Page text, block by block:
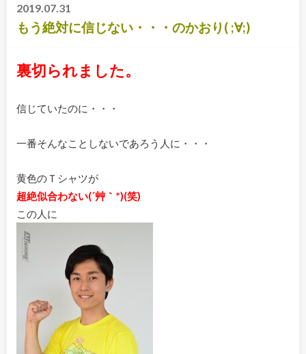
2019.07.31
もう絶対に信じない・・・のかおり( ;∀;)
裏切られました。
信じていたのに・・・
一番そんなことしないであろう人に・・・
黄色のＴシャツが
超絶似合わない(´艸｀*)(笑)
この人に